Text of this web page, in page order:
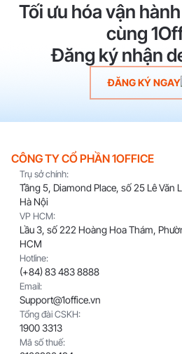
Tối ưu hóa vận
cùng
Đăng ký nhận
ĐĂNG KÝ NGAY
CÔNG TY CỔ PHẦN 1OFFICE
Trụ sở chính:
Tầng 5, Diamond Place, số 25 Lê Văn
Hà Nội
VP HCM:
Lầu 3, số 222 Hoàng Hoa Thám,
HCM
Hotline:
(+84) 83 483 8888
Email:
Support@1office.vn
Tổng đài CSKH:
1900 3313
Mã số thuế: